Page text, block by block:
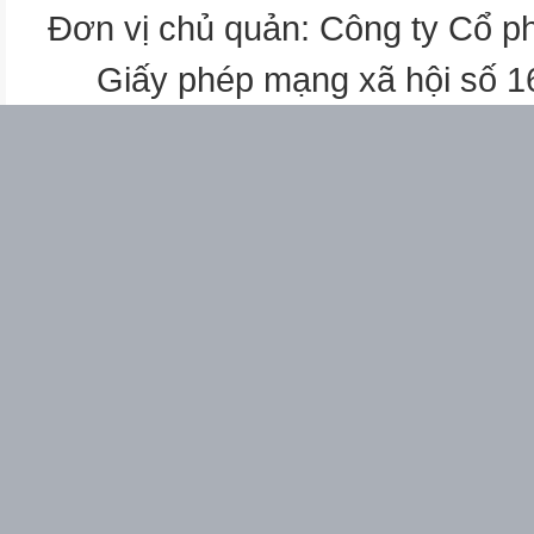
= 2 000
CHUYẾN
CHUY
Đơn vị chủ quản: Công ty Cổ
Giấy phép mạng xã hội số